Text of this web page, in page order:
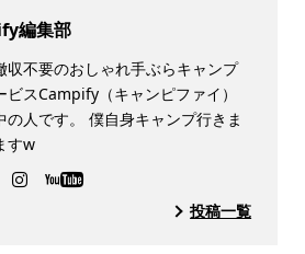
編集部
収不要のおしゃれ手ぶらキャンプ
ビスCampify（キャンピファイ）
の人です。 僕自身キャンプ行きま
すw
投稿一覧